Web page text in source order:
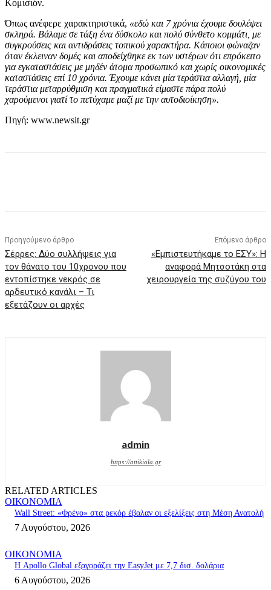
Κομισιόν.
Όπως ανέφερε χαρακτηριστικά, «εδώ και 7 χρόνια έχουμε δουλέψει
σκληρά. Βάλαμε σε τάξη ένα δύσκολο και πολύ σύνθετο κομμάτι, με
συγκρούσεις και αντιδράσεις τοπικού χαρακτήρα. Κάποιοι φώναζαν
όταν έκλειναν δομές και αποδείχθηκε εκ των υστέρων ότι επρόκειτο
για εγκαταστάσεις με μηδέν άτομα προσωπικό και χωρίς οικονομικές
καταστάσεις επί 10 χρόνια. Έχουμε κάνει μία τεράστια αλλαγή, μία
τεράστια μεταρρύθμιση και πραγματικά είμαστε πάρα πολύ
χαρούμενοι γιατί το πετύχαμε μαζί με την αυτοδιοίκηση».
Πηγή: www.newsit.gr
Προηγούμενο άρθρο
Σέρρες: Δύο συλλήψεις για
τον θάνατο του 10χρονου που
εντοπίστηκε νεκρός σε
αρδευτικό κανάλι – Τι
εξετάζουν οι αρχές
Επόμενο άρθρο
«Εμπιστευτήκαμε το ΕΣΥ»: Η
αναφορά Μητσοτάκη στα
χειρουργεία της συζύγου του
admin
https://attikiola.gr
RELATED ARTICLES
ΟΙΚΟΝΟΜΙΑ
Wall Street: «Φρένο» στα ρεκόρ έβαλαν οι εξελίξεις στη Μέση Ανατολή
7 Αυγούστου, 2026
ΟΙΚΟΝΟΜΙΑ
Η Apollo Global εξαγοράζει την EasyJet με 7,7 δισ. δολάρια
6 Αυγούστου, 2026